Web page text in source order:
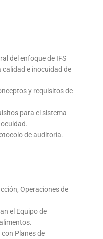
del enfoque de IFS
calidad e inocuidad de
y requisitos de
para el sistema
de auditoría.
Operaciones de
el Equipo de
Planes de